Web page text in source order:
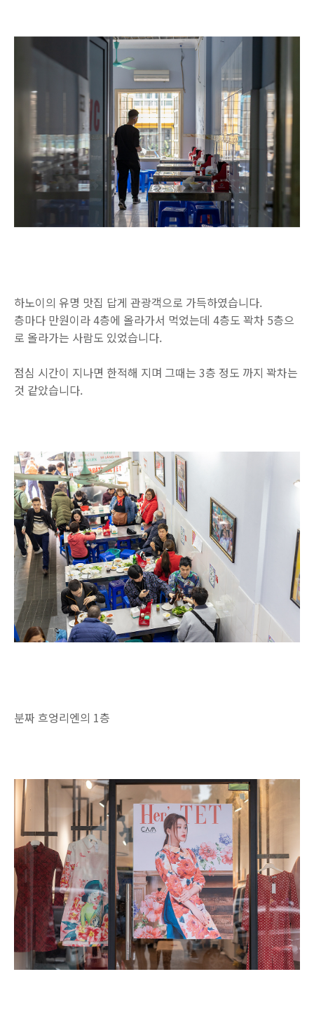
하노이의 유명 맛집 답게 관광객으로 가득하였습니다.
층마다 만원이라 4층에 올라가서 먹었는데 4층도 꽉차 5층으
로 올라가는 사람도 있었습니다.
점심 시간이 지나면 한적해 지며 그때는 3층 정도 까지 꽉차는
것 같았습니다.
분짜 흐엉리엔의 1층